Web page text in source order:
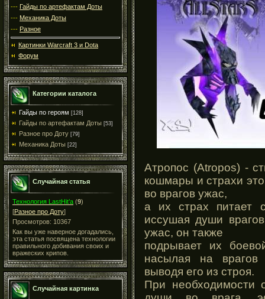
--- Гайды по артефактам Доты
--- Механика Доты
--- Разное
Картинки Warcraft 3 и Dota
Форум
Категории каталога
Гайды по героям [128]
Гайды по артефактам Доты [53]
Разное про Доту [79]
Механика Доты [22]
Случайная статья
Технология LastHit’а (9)
[Разное про Доту]
Просмотров: 10367
Как вы уже наверное догадались,
эта статья посвящена технологии
правильного добивания своих и
вражеских крипов.
Случайная картинка
Атропос (Atropos) -
кошмары и страхи
во врагов ужас,
а их страх питает
иссушая души
ужас, он также
подрывает их
насылая на
выводя его из строя.
При необходимости